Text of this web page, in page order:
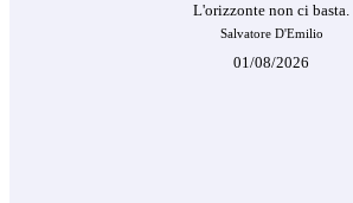
L'orizzonte non ci basta.
Salvatore D'Emilio
01/08/2026